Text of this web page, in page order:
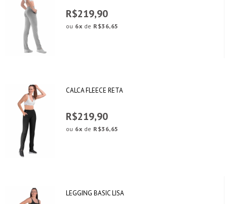
R$219,90
ou 6x de R$36,65
CALCA FLEECE RETA
R$219,90
ou 6x de R$36,65
LEGGING BASIC LISA